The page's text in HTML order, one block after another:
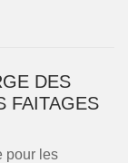
DES
FAITAGES
pour les